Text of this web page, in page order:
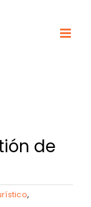
de
,